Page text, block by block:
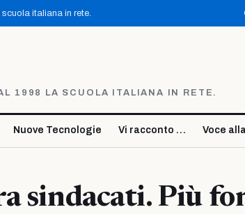
italiana in rete.
1998 LA SCUOLA ITALIANA IN RETE.
Nuove Tecnologie Vi racconto … Voce
sindacati. Più